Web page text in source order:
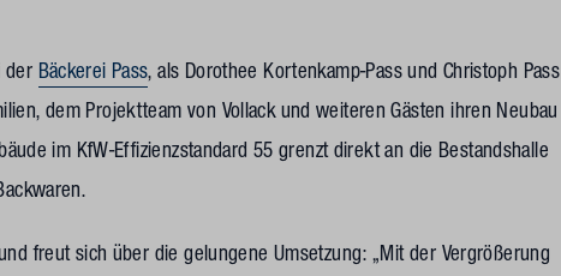
der Bäckerei Pass, als Dorothee Kortenkamp-Pass und Christoph Pass
dem Projektteam von Vollack und weiteren Gästen ihren Neubau
im KfW-Effizienzstandard 55 grenzt direkt an die Bestandshalle
freut sich über die gelungene Umsetzung: „Mit der Vergrößerung